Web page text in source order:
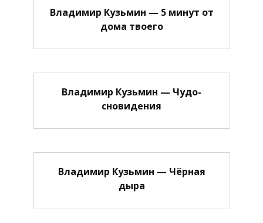
Владимир Кузьмин — 5 минут от
дома твоего
Владимир Кузьмин — Чудо-
сновидения
Владимир Кузьмин — Чёрная
дыра